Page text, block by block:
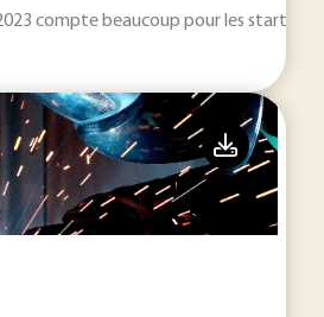
compte beaucoup pour les start-